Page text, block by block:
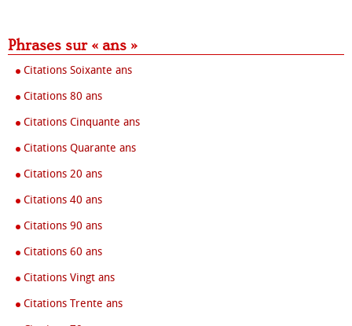
Phrases sur « ans »
Citations Soixante ans
Citations 80 ans
Citations Cinquante ans
Citations Quarante ans
Citations 20 ans
Citations 40 ans
Citations 90 ans
Citations 60 ans
Citations Vingt ans
Citations Trente ans